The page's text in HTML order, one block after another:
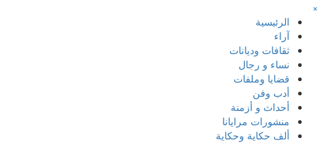
×
الرئيسية
آراء
ثقافات وديانات
نساء و رجال
قضايا وملفات
أدب وفن
أحداث و أزمنة
منشورات مرايانا
ألف حكاية وحكاية